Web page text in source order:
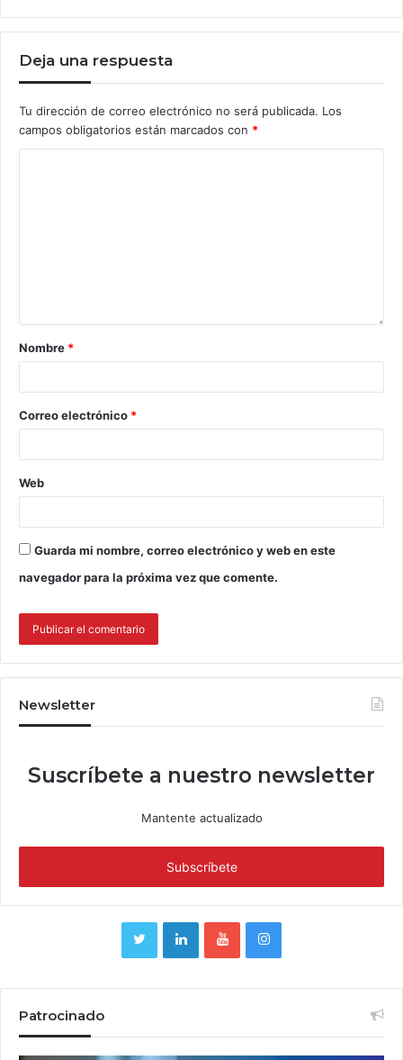
Deja una respuesta
Tu dirección de correo electrónico no será publicada. Los
campos obligatorios están marcados con *
Nombre *
Correo electrónico *
Web
Guarda mi nombre, correo electrónico y web en este
navegador para la próxima vez que comente.
Newsletter
Suscríbete a nuestro newsletter
Mantente actualizado
Patrocinado